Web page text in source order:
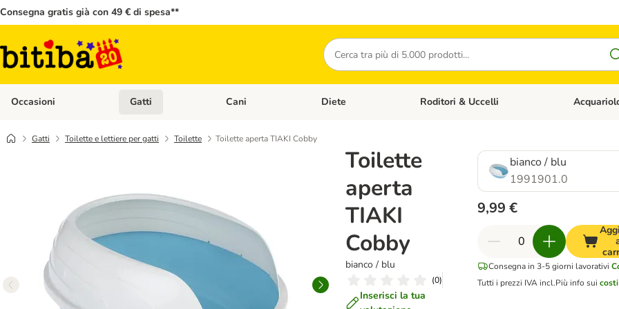
Consegna gratis già con 49 € di spesa**
Cerca
Occasioni Apri Menù Categoria: Occasioni
Gatti Apri Menù Categoria: Gatti
Cani Apri Menù Categoria: Cani
Diete Apri Menù Categoria: Diete
Roditori & Uccelli Apri Menù
Gatti Toilette e lettiere per gatti Toilette Toilette aperta TIAKI Cobby
Toilette
aperta
TIAKI
Cobby
bianco / blu
(0)
Inserisci la tua
bianco / blu
1991901.0
9,99 €
Consegna in 3-5 giorni lavorativi
Tutti i prezzi IVA incl.Più info sui